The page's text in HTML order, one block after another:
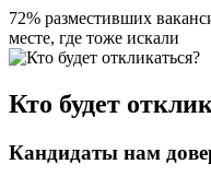
72% разместивших
месте, где тоже искали
Кто будет
Кандидаты нам